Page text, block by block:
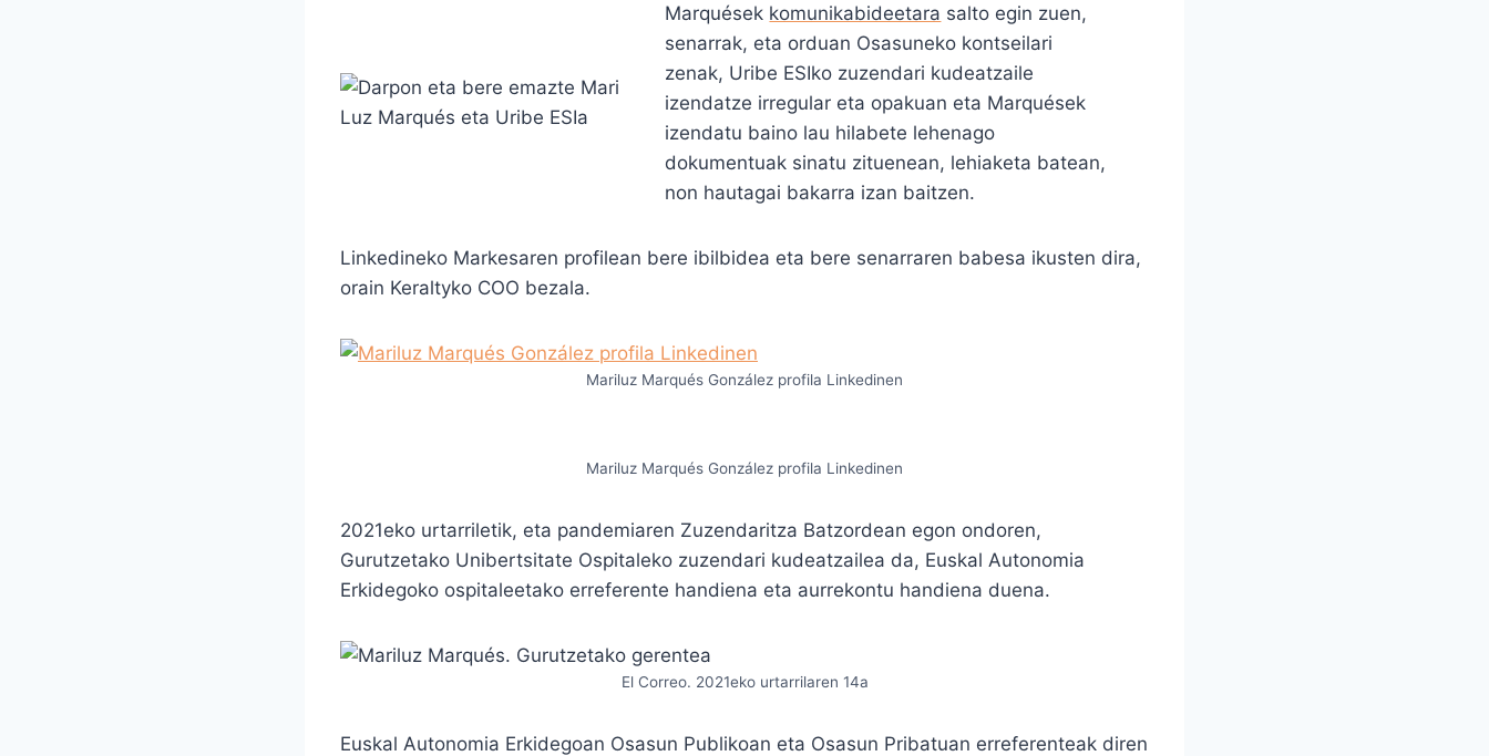
Marquések komunikabideetara salto egin zuen,
senarrak, eta orduan Osasuneko kontseilari
zenak, Uribe ESIko zuzendari kudeatzaile
izendatze irregular eta opakuan eta Marquések
izendatu baino lau hilabete lehenago
dokumentuak sinatu zituenean, lehiaketa batean,
non hautagai bakarra izan baitzen.
Linkedineko Markesaren profilean bere ibilbidea eta bere senarraren babesa ikusten dira,
orain Keraltyko COO bezala.
Mariluz Marqués González profila Linkedinen
Mariluz Marqués González profila Linkedinen
2021eko urtarriletik, eta pandemiaren Zuzendaritza Batzordean egon ondoren,
Gurutzetako Unibertsitate Ospitaleko zuzendari kudeatzailea da, Euskal Autonomia
Erkidegoko ospitaleetako erreferente handiena eta aurrekontu handiena duena.
El Correo. 2021eko urtarrilaren 14a
Euskal Autonomia Erkidegoan Osasun Publikoan eta Osasun Pribatuan erreferenteak diren